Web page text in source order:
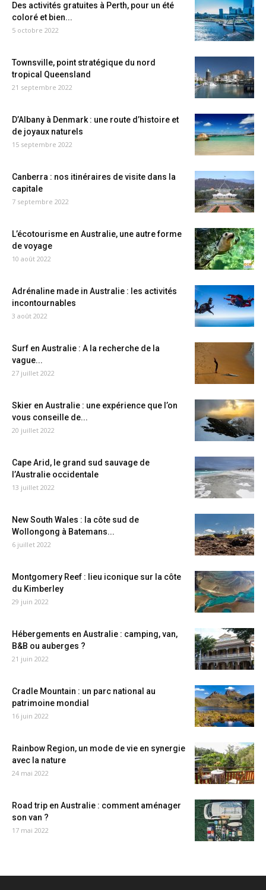
Des activités gratuites à Perth, pour un été
coloré et bien...
5 octobre 2022
Townsville, point stratégique du nord
tropical Queensland
21 septembre 2022
D’Albany à Denmark : une route d’histoire et
de joyaux naturels
15 septembre 2022
Canberra : nos itinéraires de visite dans la
capitale
7 septembre 2022
L’écotourisme en Australie, une autre forme
de voyage
10 août 2022
Adrénaline made in Australie : les activités
incontournables
3 août 2022
Surf en Australie : A la recherche de la
vague...
27 juillet 2022
Skier en Australie : une expérience que l’on
vous conseille de...
20 juillet 2022
Cape Arid, le grand sud sauvage de
l’Australie occidentale
13 juillet 2022
New South Wales : la côte sud de
Wollongong à Batemans...
6 juillet 2022
Montgomery Reef : lieu iconique sur la côte
du Kimberley
29 juin 2022
Hébergements en Australie : camping, van,
B&B ou auberges ?
21 juin 2022
Cradle Mountain : un parc national au
patrimoine mondial
16 juin 2022
Rainbow Region, un mode de vie en synergie
avec la nature
24 mai 2022
Road trip en Australie : comment aménager
son van ?
17 mai 2022